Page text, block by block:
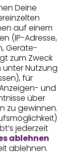
Deine
auf einem
(IP-Adresse,
Geräte-
zum Zweck
Nutzung
für
und
über
zu gewinnen.
jederzeit
ablehnen
ablehnen.